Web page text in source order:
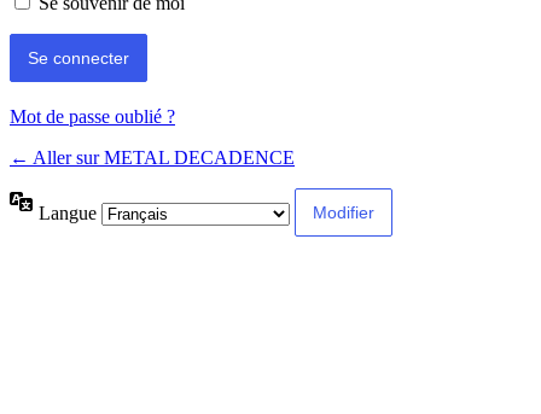
Mot de passe oublié ?
← Aller sur METAL DECADENCE
Langue